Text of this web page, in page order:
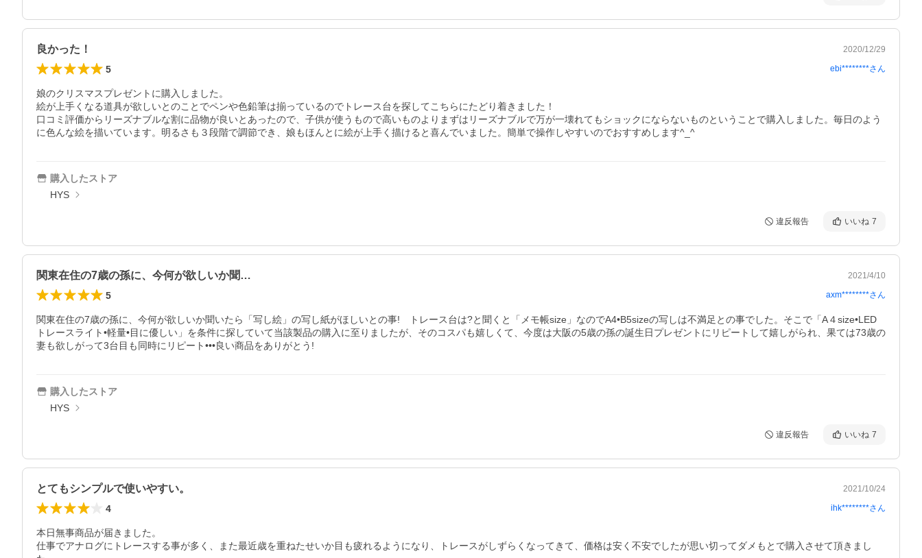
良かった！ 2020/12/29
5 ebi********さん
娘のクリスマスプレゼントに購入しました。
絵が上手くなる道具が欲しいとのことでペンや色鉛筆は揃っているのでトレース台を探してこちらにたどり着きました！
口コミ評価からリーズナブルな割に品物が良いとあったので、子供が使うもので高いものよりまずはリーズナブルで万が一壊れてもショックにならないものということで購入しました。毎日のよう
に色んな絵を描いています。明るさも３段階で調節でき、娘もほんとに絵が上手く描けると喜んでいました。簡単で操作しやすいのでおすすめします^_^
購入したストア
HYS
違反報告 いいね 7
関東在住の7歳の孫に、今何が欲しいか聞… 2021/4/10
5 axm********さん
関東在住の7歳の孫に、今何が欲しいか聞いたら「写し絵」の写し紙がほしいとの事!　トレース台は?と聞くと「メモ帳size」なのでA4•B5sizeの写しは不満足との事でした。そこで「A４size•LED
トレースライト•軽量•目に優しい」を条件に探していて当該製品の購入に至りましたが、そのコスパも嬉しくて、今度は大阪の5歳の孫の誕生日プレゼントにリピートして嬉しがられ、果ては73歳の
妻も欲しがって3台目も同時にリピート•••良い商品をありがとう!
購入したストア
HYS
違反報告 いいね 7
とてもシンプルで使いやすい。 2021/10/24
4 ihk********さん
本日無事商品が届きました。
仕事でアナログにトレースする事が多く、また最近歳を重ねたせいか目も疲れるようになり、トレースがしずらくなってきて、価格は安く不安でしたが思い切ってダメもとで購入させて頂きまし